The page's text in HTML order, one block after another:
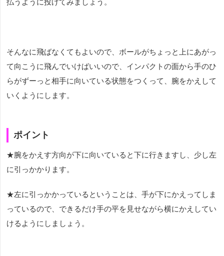
払うように投げてみましょう。
そんなに飛ばなくてもよいので、ボールがちょっと上にあがっ
て向こうに飛んでいけばいいので、インパクトの面から手のひ
らがずーっと相手に向いている状態をつくって、腕をかえして
いくようにします。
ポイント
★腕をかえす方向が下に向いていると下に行きますし、少し左
に引っかかります。
★左に引っかかっているということは、手が下にかえってしま
っているので、できるだけ手の平を見せながら横にかえしてい
けるようにしましょう。